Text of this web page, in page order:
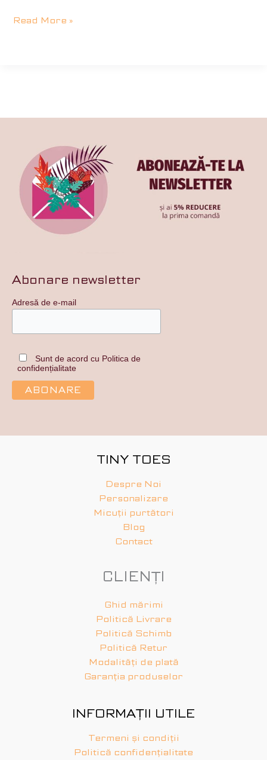
Read More »
Abonare newsletter
Adresă de e-mail
Sunt de acord cu Politica de
confidențialitate
TINY TOES
Despre Noi
Personalizare
Micuții purtători
Blog
Contact
CLIENȚI
Ghid mărimi
Politică Livrare
Politică Schimb
Politică Retur
Modalități de plată
Garanția produselor
INFORMAȚII UTILE
Termeni și condiții
Politică confidențialitate